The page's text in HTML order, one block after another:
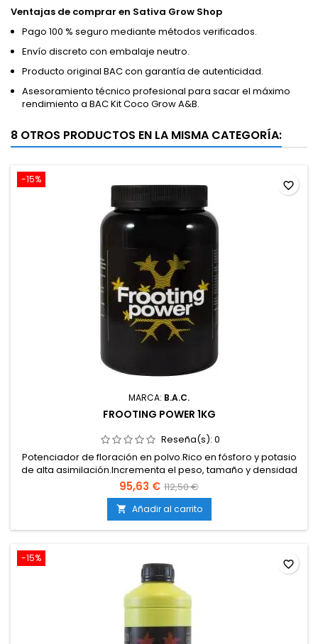
Ventajas de comprar en Sativa Grow Shop
Pago 100 % seguro mediante métodos verificados.
Envío discreto con embalaje neutro.
Producto original BAC con garantía de autenticidad.
Asesoramiento técnico profesional para sacar el máximo
rendimiento a BAC Kit Coco Grow A&B.
8 OTROS PRODUCTOS EN LA MISMA CATEGORÍA:
-15%
MARCA: B.A.C.
FROOTING POWER 1KG
Reseña(s): 0
Potenciador de floración en polvo.Rico en fósforo y potasio
de alta asimilación.Incrementa el peso, tamaño y densidad
de los cogollos.Estimula la producción de resina, aromas y
sabores.Uso exclusivo en la fase final de floración.
95,63 € 112,50 €
 Añadir al carrito
favorite_border
-15% favorite_border